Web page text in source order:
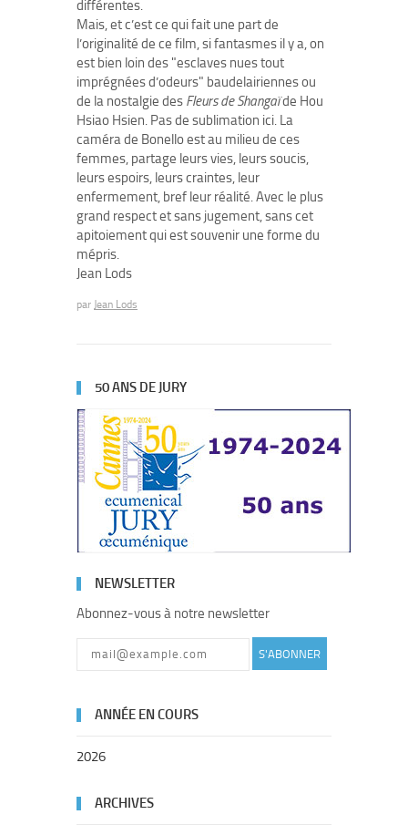
différentes.
Mais, et c’est ce qui fait une part de
l’originalité de ce film, si fantasmes il y a, on
est bien loin des "esclaves nues tout
imprégnées d’odeurs" baudelairiennes ou
de la nostalgie des Fleurs de Shangaïde Hou
Hsiao Hsien. Pas de sublimation ici. La
caméra de Bonello est au milieu de ces
femmes, partage leurs vies, leurs soucis,
leurs espoirs, leurs craintes, leur
enfermement, bref leur réalité. Avec le plus
grand respect et sans jugement, sans cet
apitoiement qui est souvenir une forme du
mépris.
Jean Lods
par Jean Lods
50 ANS DE JURY
NEWSLETTER
Abonnez-vous à notre newsletter
S'ABONNER
ANNÉE EN COURS
2026
ARCHIVES